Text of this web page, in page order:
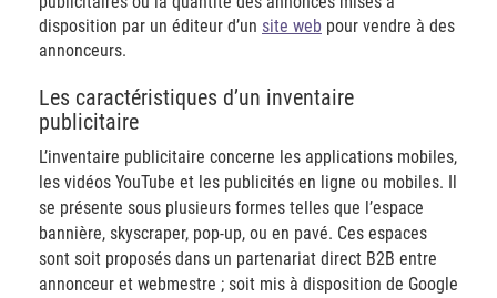
disposition par un éditeur d’un site web pour vendre à des
annonceurs.
​Les caractéristiques d’un inventaire
publicitaire
L’inventaire publicitaire concerne les applications mobiles,
les vidéos YouTube et les publicités en ligne ou mobiles. Il
se présente sous plusieurs formes telles que l’espace
bannière, skyscraper, pop-up, ou en pavé. Ces espaces
sont soit proposés dans un partenariat direct B2B entre
annonceur et webmestre ; soit mis à disposition de Google